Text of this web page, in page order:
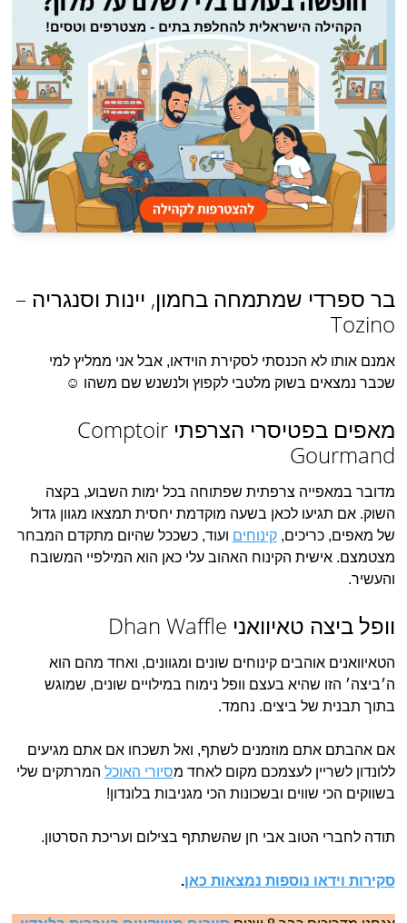
בר ספרדי שמתמחה בחמון, יינות וסנגריה –
Tozino
אמנם אותו לא הכנסתי לסקירת הוידאו, אבל אני ממליץ למי
שכבר נמצאים בשוק מלטבי לקפוץ ולנשנש שם משהו ☺
מאפים בפטיסרי הצרפתי Comptoir
Gourmand
מדובר במאפייה צרפתית שפתוחה בכל ימות השבוע, בקצה
השוק. אם תגיעו לכאן בשעה מוקדמת יחסית תמצאו מגוון גדול
של מאפים, כריכים,קינוחים ועוד, כשככל שהיום מתקדם המבחר
מצטמצם. אישית הקינוח האהוב עלי כאן הוא המילפיי המשובח
והעשיר.
וופל ביצה טאיוואני Dhan Waffle
הטאיוואנים אוהבים קינוחים שונים ומגוונים, ואחד מהם הוא
ה׳ביצה׳ הזו שהיא בעצם וופל נימוח במילויים שונים, שמוגש
בתוך תבנית של ביצים. נחמד.
אם אהבתם אתם מוזמנים לשתף, ואל תשכחו אם אתם מגיעים
ללונדון לשריין לעצמכם מקום לאחד מסיורי האוכל המרתקים שלי
בשווקים הכי שווים ובשכונות הכי מגניבות בלונדון!
תודה לחברי הטוב אבי חן שהשתתף בצילום ועריכת הסרטון.
סקירות וידאו נוספות נמצאות כאן.